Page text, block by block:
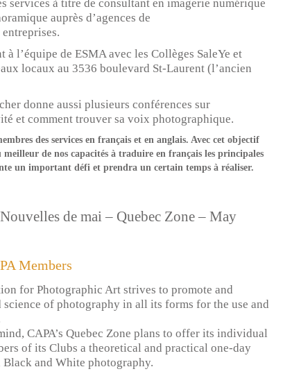
services à titre de consultant en imagerie numérique
auprès d’agences de
à l’équipe de ESMA avec les Collèges SaleYe et
locaux au 3536 boulevard St-Laurent (l’ancien
donne aussi plusieurs conférences sur
et comment trouver sa voix photographique.
des services en français et en anglais. Avec cet objectif
de nos capacités à traduire en français les principales
un important défi et prendra un certain temps à réaliser.
de mai – Quebec Zone – May
Members
for Photographic Art strives to promote and
science of photography in all its forms for the use and
CAPA’s Quebec Zone plans to offer its individual
of its Clubs a theoretical and practical one-day
and White photography.